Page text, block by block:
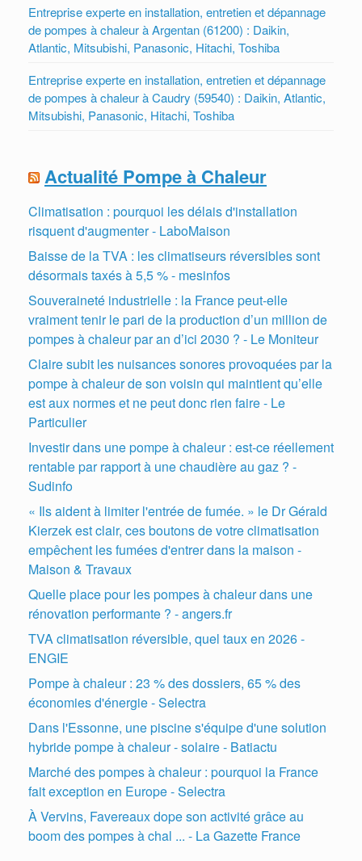
Entreprise experte en installation, entretien et dépannage
de pompes à chaleur à Argentan (61200) : Daikin,
Atlantic, Mitsubishi, Panasonic, Hitachi, Toshiba
Entreprise experte en installation, entretien et dépannage
de pompes à chaleur à Caudry (59540) : Daikin, Atlantic,
Mitsubishi, Panasonic, Hitachi, Toshiba
Actualité Pompe à Chaleur
Climatisation : pourquoi les délais d'installation
risquent d'augmenter - LaboMaison
Baisse de la TVA : les climatiseurs réversibles sont
désormais taxés à 5,5 % - mesinfos
Souveraineté industrielle : la France peut-elle
vraiment tenir le pari de la production d’un million de
pompes à chaleur par an d’ici 2030 ? - Le Moniteur
Claire subit les nuisances sonores provoquées par la
pompe à chaleur de son voisin qui maintient qu’elle
est aux normes et ne peut donc rien faire - Le
Particulier
Investir dans une pompe à chaleur : est-ce réellement
rentable par rapport à une chaudière au gaz ? -
Sudinfo
« Ils aident à limiter l'entrée de fumée. » le Dr Gérald
Kierzek est clair, ces boutons de votre climatisation
empêchent les fumées d'entrer dans la maison -
Maison & Travaux
Quelle place pour les pompes à chaleur dans une
rénovation performante ? - angers.fr
TVA climatisation réversible, quel taux en 2026 -
ENGIE
Pompe à chaleur : 23 % des dossiers, 65 % des
économies d'énergie - Selectra
Dans l'Essonne, une piscine s'équipe d'une solution
hybride pompe à chaleur - solaire - Batiactu
Marché des pompes à chaleur : pourquoi la France
fait exception en Europe - Selectra
À Vervins, Favereaux dope son activité grâce au
boom des pompes à chal ... - La Gazette France